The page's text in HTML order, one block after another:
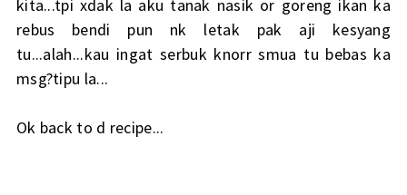
kita...tpi xdak la aku tanak nasik or goreng ikan ka
rebus bendi pun nk letak pak aji kesyang
tu...alah...kau ingat serbuk knorr smua tu bebas ka
msg?tipu la...
Ok back to d recipe...